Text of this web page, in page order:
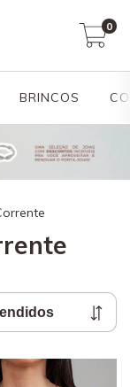
0
BRINCOS